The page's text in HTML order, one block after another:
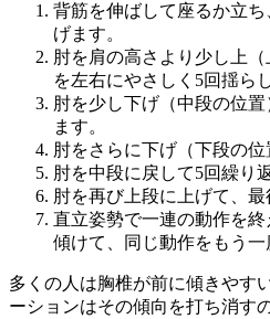
背筋を伸ばして座るか立
げます。
肘を肩の高さより少し上
を左右にやさしく5回揺ら
肘を少し下げ（中段の位
ます。
肘をさらに下げ（下段の位
肘を中段に戻して5回繰り
肘を再び上段に上げて、最
直立姿勢で一連の動作を
傾けて、同じ動作をもう一
多くの人は胸椎が前に傾きやす
ーションはその傾向を打ち消す